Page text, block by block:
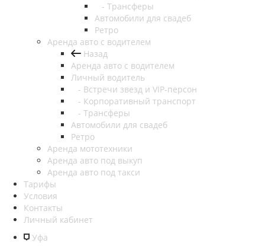
- Трансферы
Автомобили для свадеб
Ретро
Аренда авто с водителем
Назад
Аренда авто с водителем
Личный водитель
- Встречи звезд и VIP-персон
- Корпоративный транспорт
- Трансферы
Автомобили для свадеб
Ретро
Аренда мототехники
Аренда авто под выкуп
Аренда авто под такси
Тарифы
Условия
Контакты
Личный кабинет
Уфа